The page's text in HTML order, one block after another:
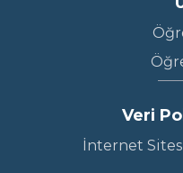
Veri
İnternet